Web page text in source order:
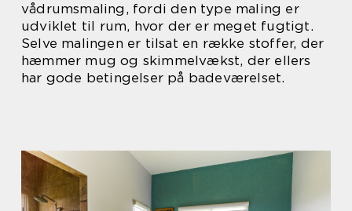
vådrumsmaling, fordi den type maling er
udviklet til rum, hvor der er meget fugtigt.
Selve malingen er tilsat en række stoffer, der
hæmmer mug og skimmelvækst, der ellers
har gode betingelser på badeværelset.